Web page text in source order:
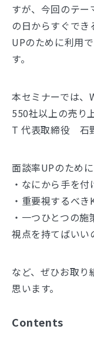
すが、今回のテ
の日からすぐで
UPのために利用
す。
本セミナーでは、
550社以上の売り
T 代表取締役 石
面談率UPのために
・なにから手を
・重要視するべ
・一つひとつの
視点を持てばいい
など、ぜひお取り
思います。
Contents